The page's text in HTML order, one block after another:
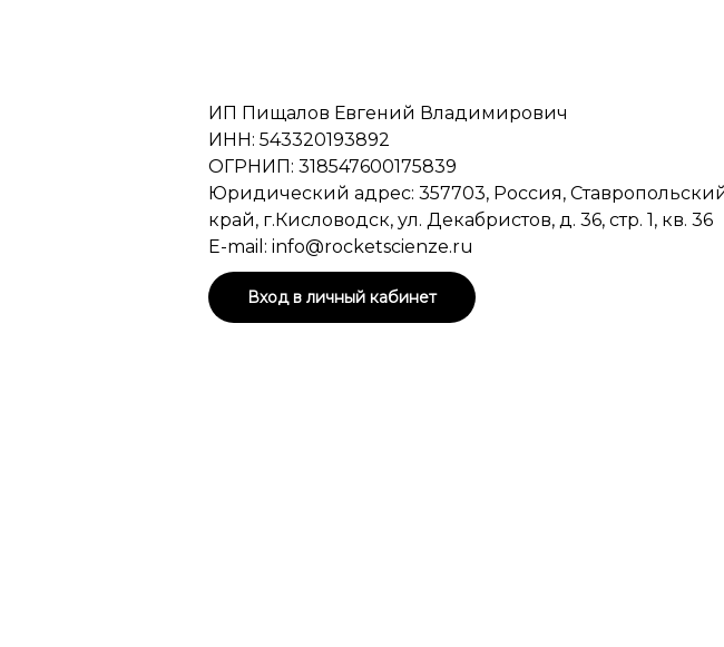
ИП Пищалов Евгений Владимирович
ИНН: 543320193892
ОГРНИП: 318547600175839
Юридический адрес: 357703, Россия,
край, г.Кисловодск, ул. Декабристов, д. 36, стр. 1, кв. 36
E-mail: info@rocketscienze.ru
Вход в личный кабинет